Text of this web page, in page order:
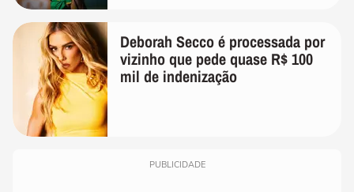
Deborah Secco é processada por
vizinho que pede quase R$ 100
mil de indenização
PUBLICIDADE